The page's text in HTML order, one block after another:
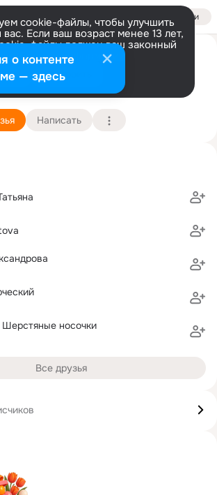
Войти
cookie-файлы, чтобы улучшить
Если ваш возраст менее 13 лет,
файлы должен ваш законный
Больше информации
все Настроить
Чечелева
1 июня (47 лет)
Написать
Шерстяные носочки
Все друзья
о контенте
— здесь